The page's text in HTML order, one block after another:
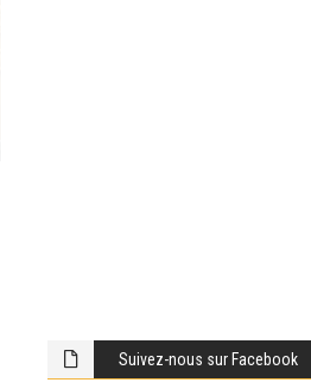
Suivez-nous sur Facebook